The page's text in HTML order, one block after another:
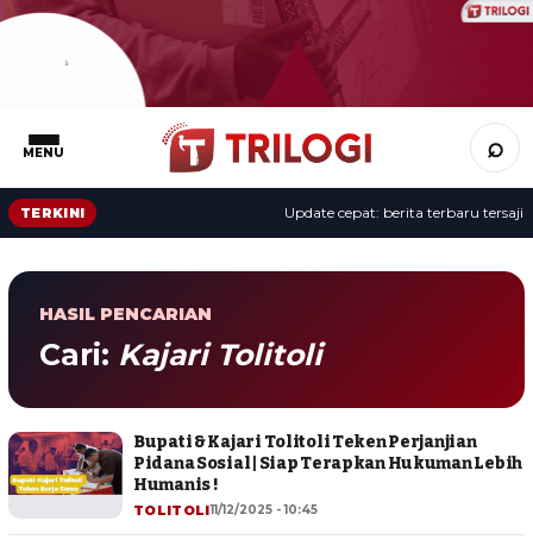
MENU ⌕
TERKINI Update cepat: berita terbaru tersaji
HASIL PENCARIAN
Cari: Kajari Tolitoli
Bupati & Kajari Tolitoli Teken Perjanjian
Pidana Sosial | Siap Terapkan Hukuman Lebih
Humanis !
TOLITOLI11/12/2025 - 10:45